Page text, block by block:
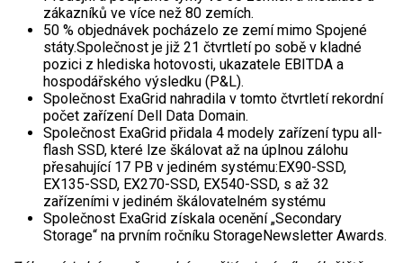
zákazníků ve více než 80 zemích.
50 % objednávek pocházelo ze zemí mimo Spojené
státy.Společnost je již 21 čtvrtletí po sobě v kladné
pozici z hlediska hotovosti, ukazatele EBITDA a
hospodářského výsledku (P&L).
Společnost ExaGrid nahradila v tomto čtvrtletí rekordní
počet zařízení Dell Data Domain.
Společnost ExaGrid přidala 4 modely zařízení typu all-
flash SSD, které lze škálovat až na úplnou zálohu
přesahující 17 PB v jediném systému:EX90-SSD,
EX135-SSD, EX270-SSD, EX540-SSD, s až 32
zařízeními v jediném škálovatelném systému
Společnost ExaGrid získala ocenění „Secondary
Storage“ na prvním ročníku StorageNewsletter Awards.